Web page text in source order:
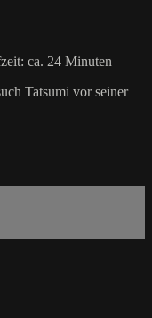
ca. 24 Minuten
Tatsumi vor seiner